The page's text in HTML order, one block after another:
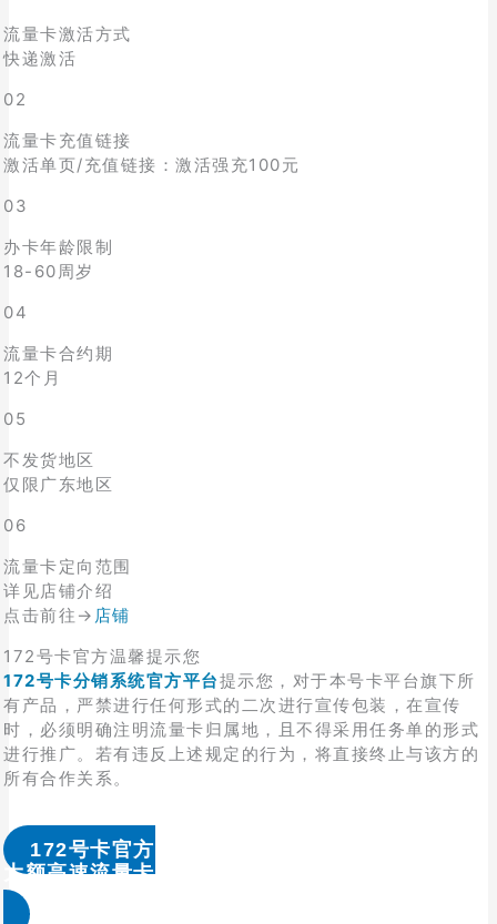
流量卡激活方式
快递激活
02
流量卡充值链接
激活单页/充值链接：激活强充100元
03
办卡年龄限制
18-60周岁
04
流量卡合约期
12个月
05
不发货地区
仅限广东地区
06
流量卡定向范围
详见店铺介绍
点击前往→ 店铺
172号卡官方温馨提示您
172号卡分销系统官方平台提示您，对于本号卡平台旗下所
有产品，严禁进行任何形式的二次进行宣传包装，在宣传
时，必须明确注明流量卡归属地，且不得采用任务单的形式
进行推广。若有违反上述规定的行为，将直接终止与该方的
所有合作关系。
172号卡官方
大额高速流量卡办理 & 流量卡代理加盟